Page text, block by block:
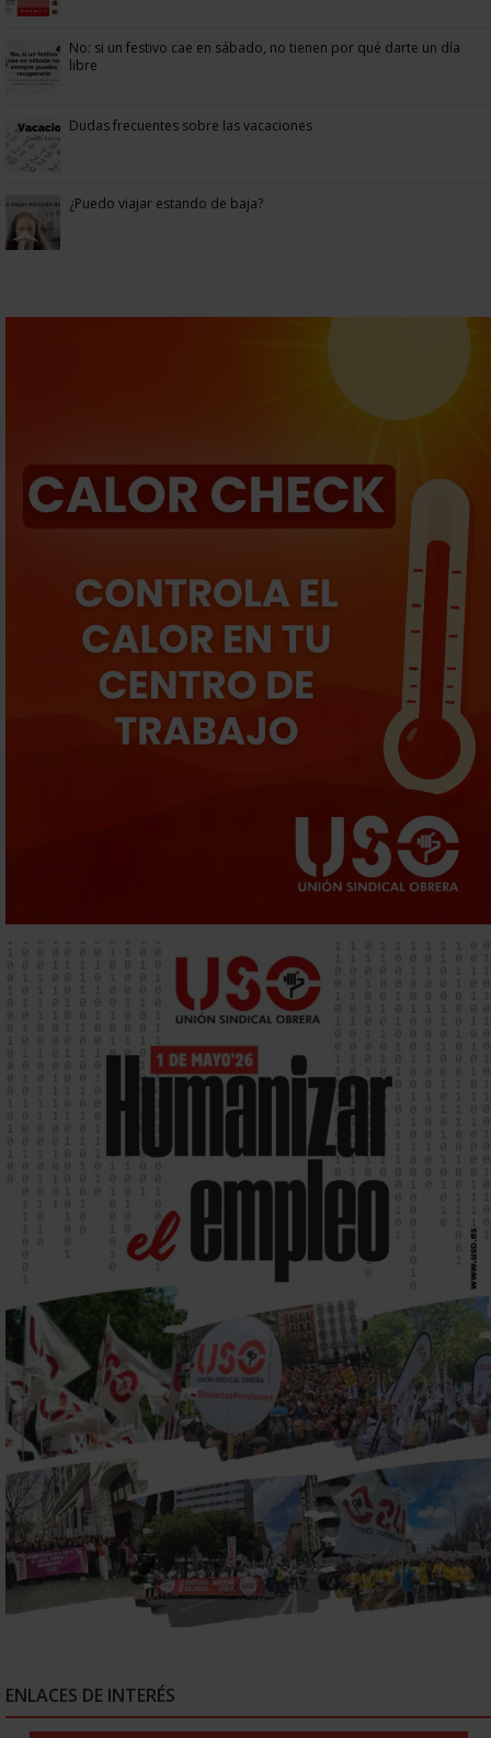
No: si un festivo cae en sábado, no tienen por qué darte un día
libre
Dudas frecuentes sobre las vacaciones
¿Puedo viajar estando de baja?
ENLACES DE INTERÉS